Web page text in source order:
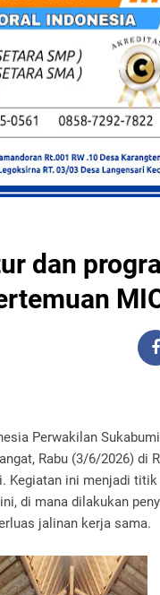
dan
Perwakilan
Rabu (3/6/2026) di
Kegiatan ini menjadi
di mana dilakukan
jalinan kerja sama.